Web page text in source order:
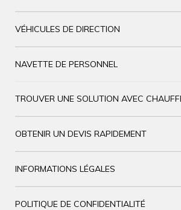
VÉHICULES DE DIRECTION
NAVETTE DE PERSONNEL
TROUVER UNE SOLUTION AVEC
OBTENIR UN DEVIS RAPIDEMENT
INFORMATIONS LÉGALES
POLITIQUE DE CONFIDENTIALITÉ